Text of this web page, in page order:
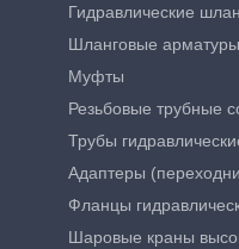
Гидравлические
Шланговые арматуры
Муфты
Резьбовые трубные
Трубы
Адаптеры
Фланцы
Шаровые краны